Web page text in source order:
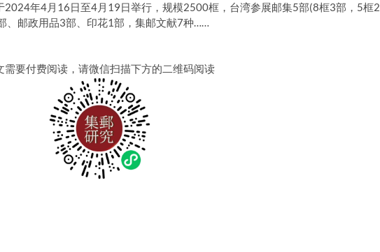
2024年4月16日至4月19日举行，规模2500框，台湾参展邮集5部(8框3部，5框2
、邮政用品3部、印花1部，集邮文献7种……
需要付费阅读，请微信扫描下方的二维码阅读